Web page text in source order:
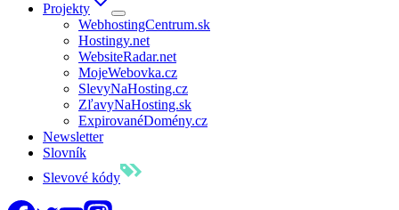
Projekty
WebhostingCentrum.sk
Hostingy.net
WebsiteRadar.net
MojeWebovka.cz
SlevyNaHosting.cz
ZľavyNaHosting.sk
ExpirovanéDomény.cz
Newsletter
Slovník
Slevové kódy